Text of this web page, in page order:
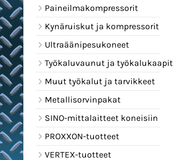
Paineilmakompressorit
Kynäruiskut ja kompressorit
Ultraäänipesukoneet
Työkaluvaunut ja työkalukaapit
Muut työkalut ja tarvikkeet
Metallisorvinpakat
SINO-mittalaitteet koneisiin
PROXXON-tuotteet
VERTEX-tuotteet